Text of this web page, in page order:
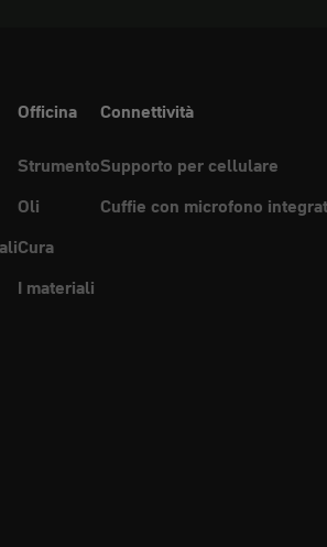
Officina
Strumento
Oli
Cura
I materiali
Connettività
Supporto per cellulare
Cuffie con microfono